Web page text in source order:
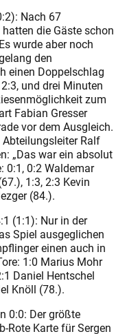
Nach 67
die Gäste schon
wurde aber noch
den
einen Doppelschlag
und drei Minuten
zum
Fabian Gresser
vor dem Ausgleich.
Ralf
„Das war ein absolut
0:1, 0:2 Waldemar
1:3, 2:3 Kevin
(84.).
(1:1): Nur in der
Spiel ausgeglichen
einen auch in
1:0 Marius Mohr
Daniel Hentschel
Knöll (78.).
0:0: Der größte
Rote Karte für Sergen